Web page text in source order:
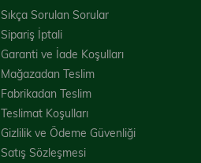
Sıkça Sorulan Sorular
Sipariş İptali
Garanti ve İade Koşulları
Mağazadan Teslim
Fabrikadan Teslim
Teslimat Koşulları
Gizlilik ve Ödeme Güvenliği
Satış Sözleşmesi